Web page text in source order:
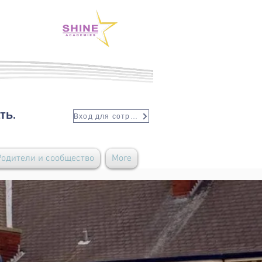
Вход для сотрудников
и сообщество More